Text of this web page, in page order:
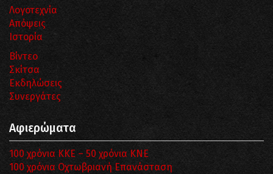
Λογοτεχνία
Απόψεις
Ιστορία
Βίντεο
Σκίτσα
Εκδηλώσεις
Συνεργάτες
Αφιερώματα
100 χρόνια ΚΚΕ – 50 χρόνια ΚΝΕ
100 χρόνια Οχτωβριανή Επανάσταση